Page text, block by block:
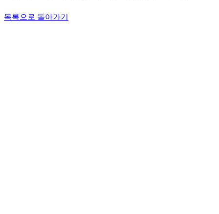
목록으로 돌아가기